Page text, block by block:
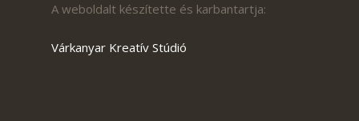
A weboldalt készítette és karbantartja:
Várkanyar Kreatív Stúdió